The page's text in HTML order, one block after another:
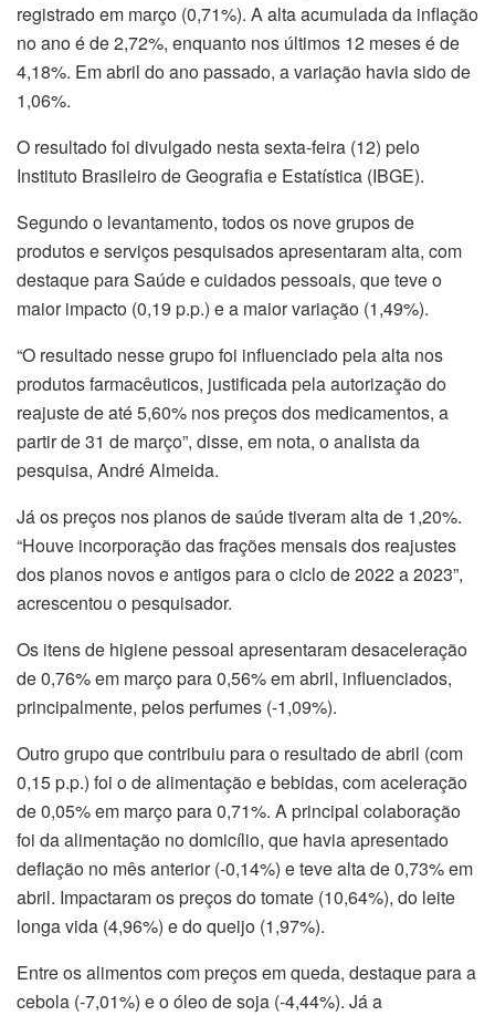
registrado em março (0,71%). A alta acumulada da inflação
no ano é de 2,72%, enquanto nos últimos 12 meses é de
4,18%. Em abril do ano passado, a variação havia sido de
1,06%.
O resultado foi divulgado nesta sexta-feira (12) pelo
Instituto Brasileiro de Geografia e Estatística (IBGE).
Segundo o levantamento, todos os nove grupos de
produtos e serviços pesquisados apresentaram alta, com
destaque para Saúde e cuidados pessoais, que teve o
maior impacto (0,19 p.p.) e a maior variação (1,49%).
“O resultado nesse grupo foi influenciado pela alta nos
produtos farmacêuticos, justificada pela autorização do
reajuste de até 5,60% nos preços dos medicamentos, a
partir de 31 de março”, disse, em nota, o analista da
pesquisa, André Almeida.
Já os preços nos planos de saúde tiveram alta de 1,20%.
“Houve incorporação das frações mensais dos reajustes
dos planos novos e antigos para o ciclo de 2022 a 2023”,
acrescentou o pesquisador.
Os itens de higiene pessoal apresentaram desaceleração
de 0,76% em março para 0,56% em abril, influenciados,
principalmente, pelos perfumes (-1,09%).
Outro grupo que contribuiu para o resultado de abril (com
0,15 p.p.) foi o de alimentação e bebidas, com aceleração
de 0,05% em março para 0,71%. A principal colaboração
foi da alimentação no domicílio, que havia apresentado
deflação no mês anterior (-0,14%) e teve alta de 0,73% em
abril. Impactaram os preços do tomate (10,64%), do leite
longa vida (4,96%) e do queijo (1,97%).
Entre os alimentos com preços em queda, destaque para a
cebola (-7,01%) e o óleo de soja (-4,44%). Já a